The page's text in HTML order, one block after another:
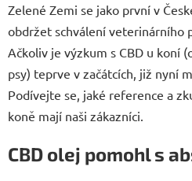
Zelené Zemi se jako první v
obdržet schválení veterinárního
Ačkoliv je výzkum s CBD u koní
psy) teprve v začátcích, již nyní
Podívejte se, jaké reference a
koně mají naši zákazníci.
CBD olej pomohl s